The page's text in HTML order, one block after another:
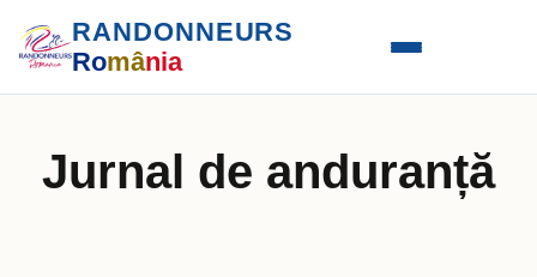
RANDONNEURS
România
Jurnal de anduranță